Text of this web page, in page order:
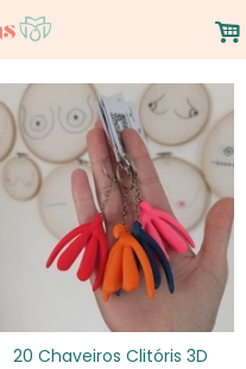
.
20 Chaveiros Clitóris 3D